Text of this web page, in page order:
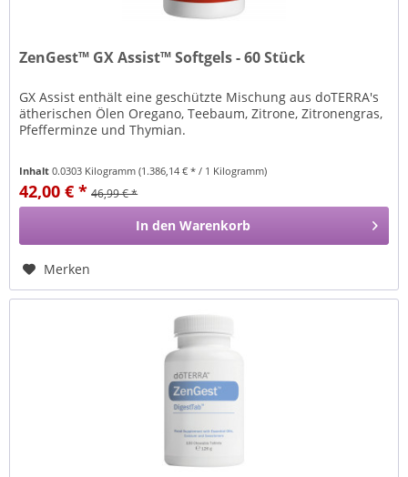
ZenGest™ GX Assist™ Softgels - 60 Stück
GX Assist enthält eine geschützte Mischung aus doTERRA's
ätherischen Ölen Oregano, Teebaum, Zitrone, Zitronengras,
Pfefferminze und Thymian.
Inhalt0.0303 Kilogramm(1.386,14 € * / 1 Kilogramm)
42,00 € * 46,99 € *
In den Warenkorb
Merken